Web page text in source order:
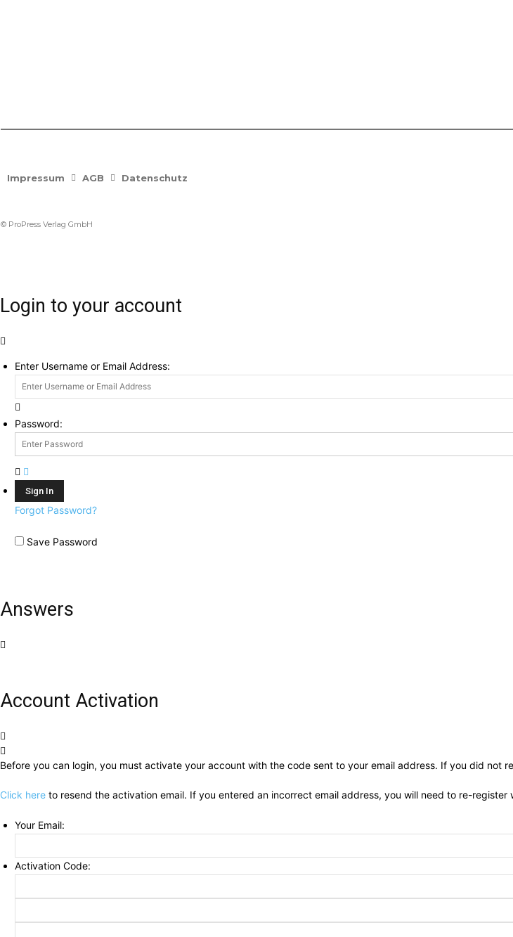
Impressum AGB Datenschutz
© ProPress Verlag GmbH
Login to your account
Enter Username or Email Address:
Password:
Forgot Password?
Save Password
Answers
Account Activation
Before you can login, you must activate your account with the code sent to your email address. If you did not
Click here to resend the activation email. If you entered an incorrect email address, you will need to re-register
Your Email:
Activation Code: